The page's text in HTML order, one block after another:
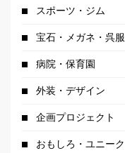
スポーツ・ジム
宝石・メガネ・呉服
病院・保育園
外装・デザイン
企画プロジェクト
おもしろ・ユニーク